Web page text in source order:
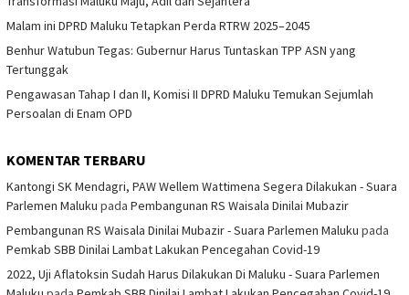
Malam ini DPRD Maluku Tetapkan Perda RTRW 2025–2045
Benhur Watubun Tegas: Gubernur Harus Tuntaskan TPP ASN yang
Tertunggak
Pengawasan Tahap I dan II, Komisi II DPRD Maluku Temukan Sejumlah
Persoalan di Enam OPD
KOMENTAR TERBARU
Kantongi SK Mendagri, PAW Wellem Wattimena Segera Dilakukan - Suara
Parlemen Maluku pada Pembangunan RS Waisala Dinilai Mubazir
Pembangunan RS Waisala Dinilai Mubazir - Suara Parlemen Maluku pada
Pemkab SBB Dinilai Lambat Lakukan Pencegahan Covid-19
2022, Uji Aflatoksin Sudah Harus Dilakukan Di Maluku - Suara Parlemen